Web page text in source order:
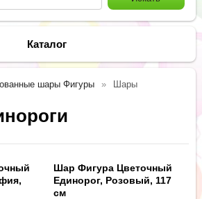
Каталог
шары Фигуры
Шары
Шар Фигура Цветочный
Единорог, Розовый, 117
см